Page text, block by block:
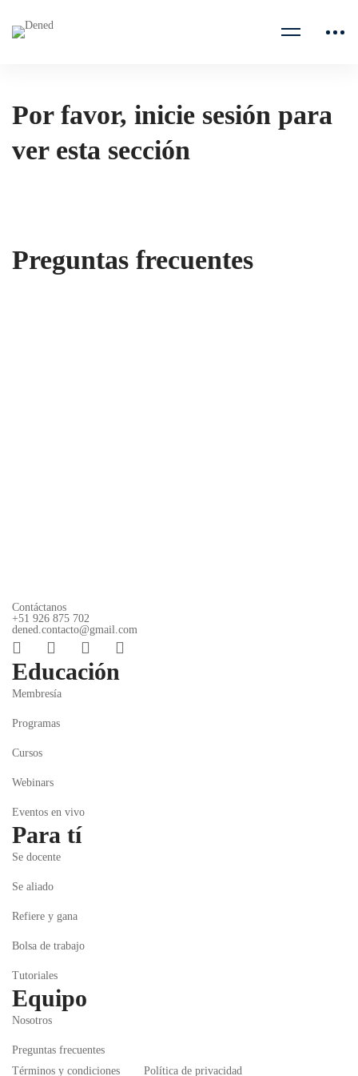
Por favor, inicie sesión para
ver esta sección
Preguntas frecuentes
Contáctanos
+51 926 875 702
dened.contacto@gmail.com
Educación
Membresía
Programas
Cursos
Webinars
Eventos en vivo
Para tí
Se docente
Se aliado
Refiere y gana
Bolsa de trabajo
Tutoriales
Equipo
Nosotros
Preguntas frecuentes
Términos y condiciones
Política de privacidad